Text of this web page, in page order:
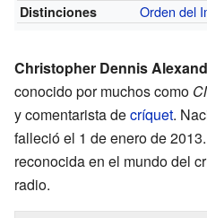
Distinciones Orden del
Christopher Dennis
conocido por muchos como
y comentarista decríquet.
falleció el 1 de enero de
reconocida en el mundo del
radio.